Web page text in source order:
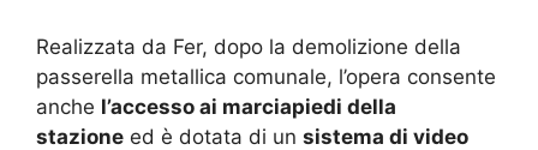
Realizzata da Fer, dopo la demolizione della
passerella metallica comunale, l’opera consente
anche l’accesso ai marciapiedi della
stazione ed è dotata di un sistema di video